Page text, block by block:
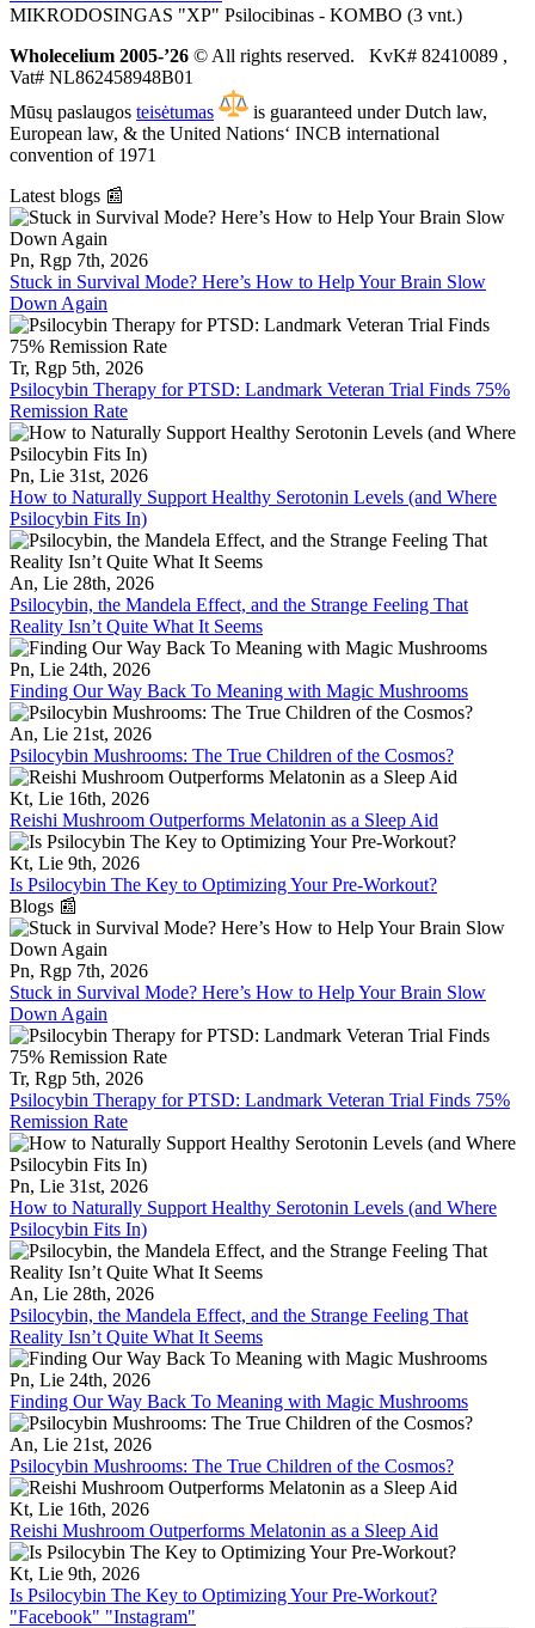
MIKRODOSINGAS "XP" Psilocibinas - KOMBO (3 vnt.)
Wholecelium 2005-’26 ©️ All rights reserved. KvK# 82410089 ,
Vat# NL862458948B01
Mūsų paslaugos teisėtumas
is guaranteed under Dutch law,
European law, & the United Nations‘ INCB international
convention of 1971
Latest blogs 📰
Pn, Rgp 7th, 2026
Stuck in Survival Mode? Here’s How to Help Your Brain Slow
Down Again
Tr, Rgp 5th, 2026
Psilocybin Therapy for PTSD: Landmark Veteran Trial Finds 75%
Remission Rate
Pn, Lie 31st, 2026
How to Naturally Support Healthy Serotonin Levels (and Where
Psilocybin Fits In)
An, Lie 28th, 2026
Psilocybin, the Mandela Effect, and the Strange Feeling That
Reality Isn’t Quite What It Seems
Pn, Lie 24th, 2026
Finding Our Way Back To Meaning with Magic Mushrooms
An, Lie 21st, 2026
Psilocybin Mushrooms: The True Children of the Cosmos?
Kt, Lie 16th, 2026
Reishi Mushroom Outperforms Melatonin as a Sleep Aid
Kt, Lie 9th, 2026
Is Psilocybin The Key to Optimizing Your Pre-Workout?
Blogs 📰
Pn, Rgp 7th, 2026
Stuck in Survival Mode? Here’s How to Help Your Brain Slow
Down Again
Tr, Rgp 5th, 2026
Psilocybin Therapy for PTSD: Landmark Veteran Trial Finds 75%
Remission Rate
Pn, Lie 31st, 2026
How to Naturally Support Healthy Serotonin Levels (and Where
Psilocybin Fits In)
An, Lie 28th, 2026
Psilocybin, the Mandela Effect, and the Strange Feeling That
Reality Isn’t Quite What It Seems
Pn, Lie 24th, 2026
Finding Our Way Back To Meaning with Magic Mushrooms
An, Lie 21st, 2026
Psilocybin Mushrooms: The True Children of the Cosmos?
Kt, Lie 16th, 2026
Reishi Mushroom Outperforms Melatonin as a Sleep Aid
Kt, Lie 9th, 2026
Is Psilocybin The Key to Optimizing Your Pre-Workout?
"Facebook" "Instagram"